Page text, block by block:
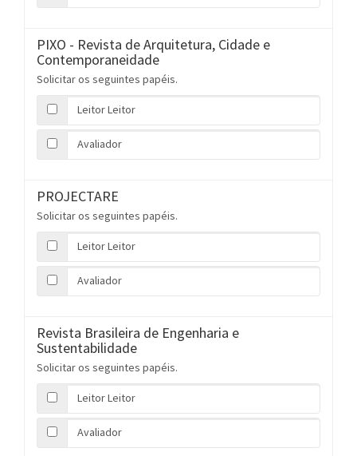
PIXO - Revista de Arquitetura, Cidade e
Contemporaneidade
Solicitar os seguintes papéis.
Leitor Leitor
Avaliador
PROJECTARE
Solicitar os seguintes papéis.
Leitor Leitor
Avaliador
Revista Brasileira de Engenharia e
Sustentabilidade
Solicitar os seguintes papéis.
Leitor Leitor
Avaliador